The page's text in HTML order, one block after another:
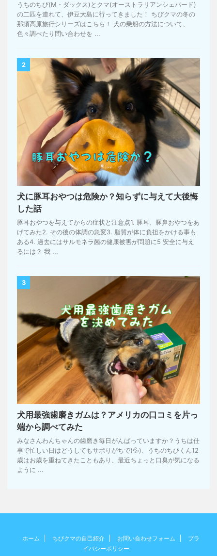
うちのちび(M・ダックス)とクマ(オーストラリアンシェパード)
の二匹を連れて、伊豆大島に行ってきました！ ちびクマの冬の
那須高原旅行シリーズはこちら！ 犬の乗船の方法について、
色々調べたり問い合わせを ...
2
犬に豚耳おやつは危険か？知らずに与えて大後悔
した話
豚耳おやつを与えてからの症状と注意点1. 豚耳、豚鼻おやつをあ
げてみた2. その後の体調の急変3. 脂質が体に負担をかける事も
ある4. 過去にはサルモネラ菌の健康被害が問題に5 安全に与え
るには？ 我 ...
3
犬用最強歯磨きガムは？アメリカの口コミを片っ
端から調べてみた
みなさんわんちゃんの歯磨き毎日がんばっていますか？うちは仕
事で忙しい日はどうしてもサボりがちで(💦)、うちのちびくん12
歳はお歳を重ねてきたこともあり、最近ちょっと口臭が気になる
ように ...
ホーム ちびクマの自己紹介 お問い合わせフォーム
プラ
イバシーポリシー